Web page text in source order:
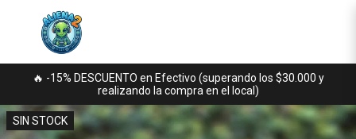
🔥 -15% DESCUENTO en Efectivo (superando los $30.000 y
realizando la compra en el local)
SIN STOCK